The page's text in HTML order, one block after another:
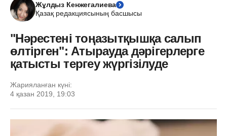
Жұлдыз Кенжегалиева
Қазақ редакциясының басшысы
"Нәрестені тоңазытқышқа салып
өлтірген": Атырауда дәрігерлерге
қатысты тергеу жүргізілуде
Жарияланған күні:
4 қазан 2019, 19:03